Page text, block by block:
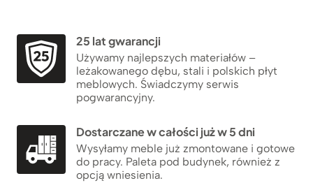
25 lat gwarancji
Używamy najlepszych materiałów –
leżakowanego dębu, stali i polskich płyt
meblowych. Świadczymy serwis
pogwarancyjny.
Dostarczane w całości już w 5 dni
Wysyłamy meble już zmontowane i gotowe
do pracy. Paleta pod budynek, również z
opcją wniesienia.